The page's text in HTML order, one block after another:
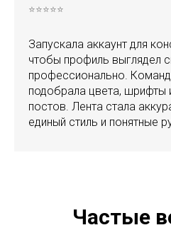
⭐⭐⭐⭐⭐
Запускала аккаунт для
чтобы профиль выглядел
профессионально.
подобрала цвета, шрифты
постов. Лента стала
единый стиль и понятные
Частые